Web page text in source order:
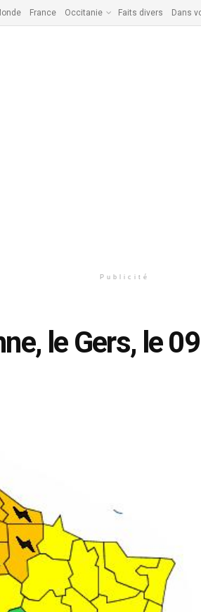
France Occitanie Faits divers Dans
Publicité
le Gers, le